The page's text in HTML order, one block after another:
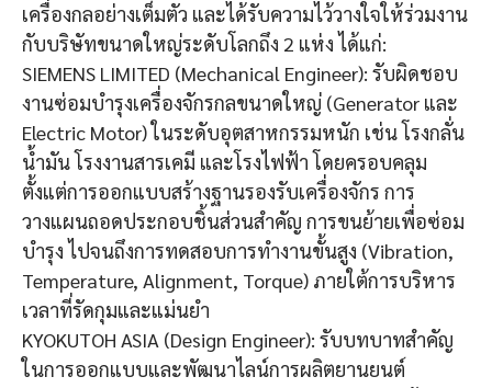
เครื่องกลอย่างเต็มตัว และได้รับความไว้วางใจให้ร่วมงาน
กับบริษัทขนาดใหญ่ระดับโลกถึง 2 แห่ง ได้แก่:
​SIEMENS LIMITED (Mechanical Engineer): รับผิดชอบ
งานซ่อมบำรุงเครื่องจักรกลขนาดใหญ่ (Generator และ
Electric Motor) ในระดับอุตสาหกรรมหนัก เช่น โรงกลั่น
น้ำมัน โรงงานสารเคมี และโรงไฟฟ้า โดยครอบคลุม
ตั้งแต่การออกแบบสร้างฐานรองรับเครื่องจักร การ
วางแผนถอดประกอบชิ้นส่วนสำคัญ การขนย้ายเพื่อซ่อม
บำรุง ไปจนถึงการทดสอบการทำงานขั้นสูง (Vibration,
Temperature, Alignment, Torque) ภายใต้การบริหาร
เวลาที่รัดกุมและแม่นยำ
​KYOKUTOH ASIA (Design Engineer): รับบทบาทสำคัญ
ในการออกแบบและพัฒนาไลน์การผลิตยานยนต์